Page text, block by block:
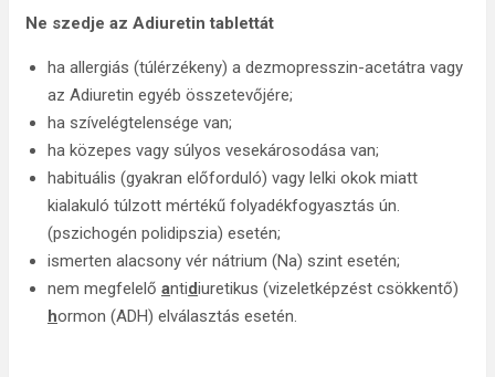
Ne szedje az Adiuretin tablettát
ha allergiás (túlérzékeny) a dezmopresszin-acetátra vagy
az Adiuretin egyéb összetevőjére;
ha szívelégtelensége van;
ha közepes vagy súlyos vesekárosodása van;
habituális (gyakran előforduló) vagy lelki okok miatt
kialakuló túlzott mértékű folyadékfogyasztás ún.
(pszichogén polidipszia) esetén;
ismerten alacsony vér nátrium (Na) szint esetén;
nem megfelelő antidiuretikus (vizeletképzést csökkentő)
hormon (ADH) elválasztás esetén.